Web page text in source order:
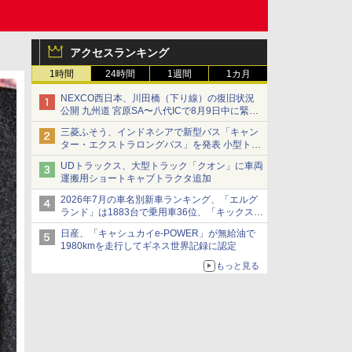
アクセスランキング
1時間 24時間 1週間 1カ月
NEXCO西日本、川田橋（下り線）の復旧状況
公開 九州道 宮原SA〜八代ICで8月9日中に緊急
車両を通行可能に
三菱ふそう、インドネシアで新型バス「キャン
ター・エクストラロングバス」を発表 小型トラ
ックベースの観光・旅客輸送向けバス
UDトラックス、大型トラック「クオン」に車両
運搬用ショートキャブトラクタ追加
2026年7月の車名別新車ランキング、「エルグ
ランド」は1883台で乗用車36位、「キックス」
は2591台で27位に
日産、「キャシュカイe-POWER」が無給油で
1980kmを走行してギネス世界記録に認定
もっと見る